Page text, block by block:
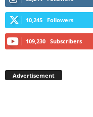
10,245 Followers
109,230 Subscribers
Advertisement